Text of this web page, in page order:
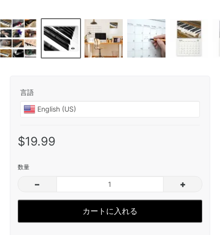
言語
$19.99
数量
– +
カートに入れる